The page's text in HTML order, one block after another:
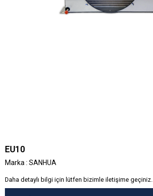
EU10
Marka : SANHUA
Daha detaylı bilgi için lütfen bizimle iletişime geçiniz.